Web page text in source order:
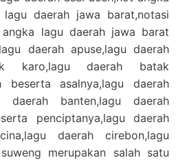
daerah jawa barat,notasi
lagu daerah jawa barat
daerah apuse,lagu daerah
karo,lagu daerah batak
beserta asalnya,lagu daerah
daerah banten,lagu daerah
penciptanya,lagu daerah
daerah cirebon,lagu
merupakan salah satu